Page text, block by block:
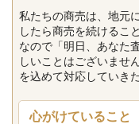
私たちの商売は、地元
したら商売を続けるこ
なので「明日、あなた
しいことはございませ
を込めて対応していき
心がけていること